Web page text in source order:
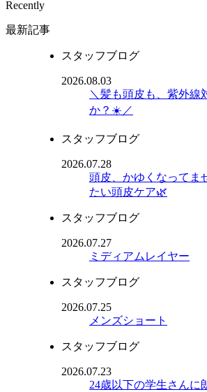
Recently
最新記事
スタッフブログ
2026.08.03
＼髪も頭皮も、紫外線
か？☀️／
スタッフブログ
2026.07.28
頭皮、かゆくなってま
たい頭皮ケア🌿
スタッフブログ
2026.07.27
ミディアムレイヤー
スタッフブログ
2026.07.25
メンズショート
スタッフブログ
2026.07.23
24歳以下の学生さんに